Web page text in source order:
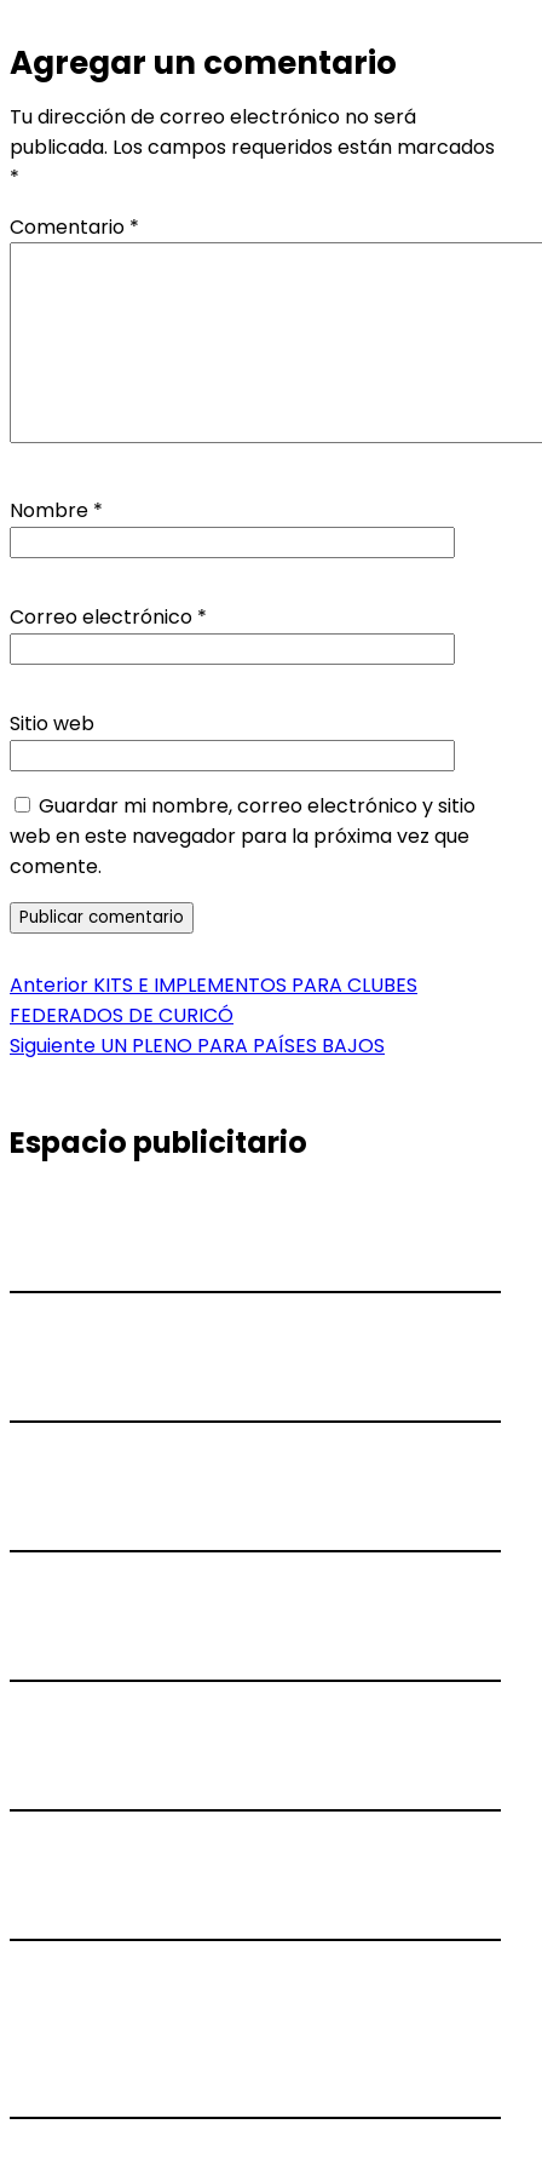
Agregar un comentario
Tu dirección de correo electrónico no será
publicada. Los campos requeridos están marcados
*
Comentario *
Nombre *
Correo electrónico *
Sitio web
Guardar mi nombre, correo electrónico y sitio
web en este navegador para la próxima vez que
comente.
Navegación
de
Anterior Entrada
anterior:
KITS E IMPLEMENTOS PARA CLUBES
FEDERADOS DE CURICÓ
Siguiente Entrada
UN PLENO PARA PAÍSES BAJOS
Espacio publicitario